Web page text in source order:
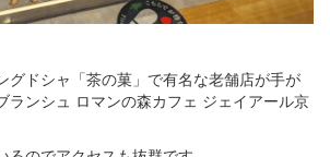
グドシャ「茶の菓」で有名な老舗店が手が
ランシュ ロマンの森カフェ ジェイアール京